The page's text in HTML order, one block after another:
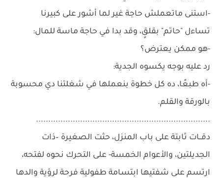
-استنى ماتعملش حاجة غير لما أشور على كبيرنا
تساءل "حاتم" بقلقٍ، وقد بدا في حاجة ماسة للمال:
-هو ممكن يعترض؟
رد عليه بوجه يكسوه الجدية:
-أه طبعًا، ده كل خطوة بنعملها في شغلتنا دي محسوبة
بالورقة والقلم.
.......................................................................
دقــات ثابتة على باب المنزل، حثت الصغيرة –ذات
الجديلتين، والأعوام الخمسة- على التحرك نحوه لفتحه،
ارتسم على شفتيها ابتسامة طفولية فرحة لرؤية والدها